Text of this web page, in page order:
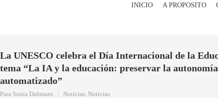
INICIO A PROPOSITO
La UNESCO celebra el Día Internacional de la
tema “La IA y la educación: preservar la
automatizado”
Para Sonia Dahmani Noticias, Noticias